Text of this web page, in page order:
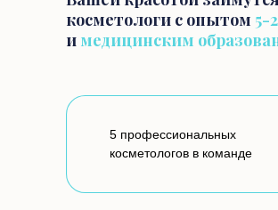
косметологи с опытом 5-
и медицинским
5 профессиональных
косметологов в команде